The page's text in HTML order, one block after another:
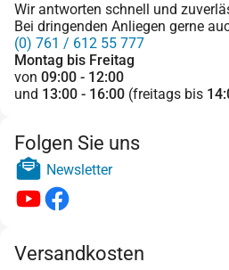
Wir antworten schnell und
Bei dringenden Anliegen gerne
(0) 761 / 612 55 777
Montag bis Freitag
von 09:00 - 12:00
und 13:00 - 16:00 (freitags bis
Folgen Sie uns
Newsletter
Versandkosten